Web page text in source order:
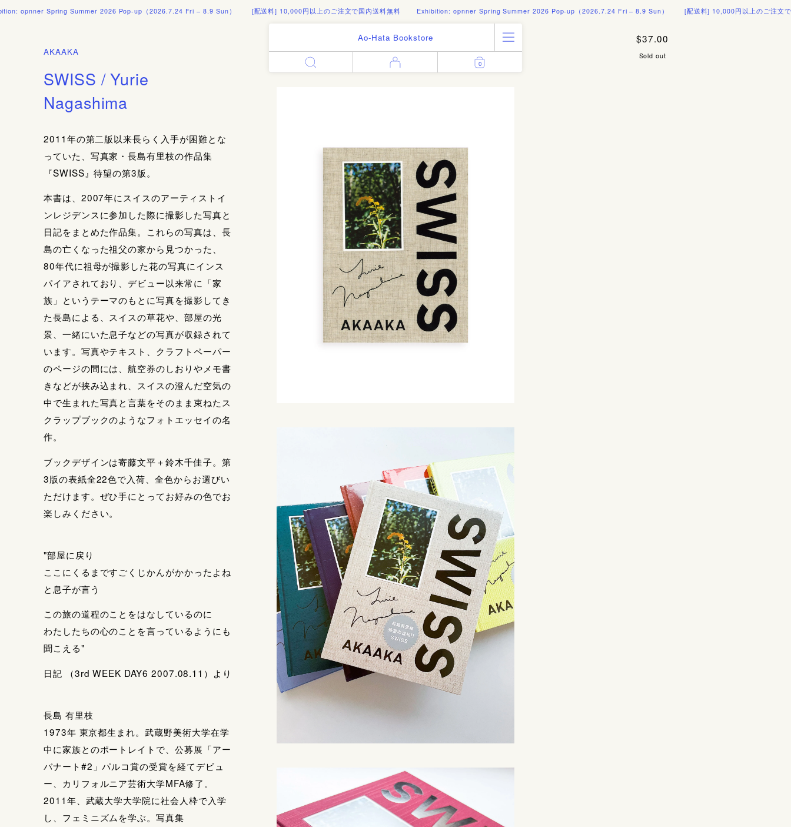
Spring Summer 2026 Pop-up（2026.7.24 Fri – 8.9 Sun） [配送料] 10,000円以上のご注文で国内送料無料 Exhibition: opnner Spring Summer 2026 Pop-up（2026.7.24 Fri – 8.9 Sun） [配送料] 10,000円以上のご注文で国内送料無
Ao-Hata Bookstore
All Products
Design
Fashion
Photography
Out of Print
Artworks
Goods
Editorial
Instagram
About
Enter
Forgot your password?
Sign in
Create account
0
$37.00
Sold out
AKAAKA
SWISS / Yurie
Nagashima
2011年の第二版以来長らく入手が困難とな
っていた、写真家・長島有里枝の作品集
『SWISS』待望の第3版。
本書は、2007年にスイスのアーティストイ
ンレジデンスに参加した際に撮影した写真と
日記をまとめた作品集。これらの写真は、長
島の亡くなった祖父の家から見つかった、
80年代に祖母が撮影した花の写真にインス
パイアされており、デビュー以来常に「家
族」というテーマのもとに写真を撮影してき
た長島による、スイスの草花や、部屋の光
景、一緒にいた息子などの写真が収録されて
います。写真やテキスト、クラフトペーパー
のページの間には、航空券のしおりやメモ書
きなどが挟み込まれ、スイスの澄んだ空気の
中で生まれた写真と言葉をそのまま束ねたス
クラップブックのようなフォトエッセイの名
作。
ブックデザインは寄藤文平＋鈴木千佳子。第
3版の表紙全22色で入荷、全色からお選びい
ただけます。ぜひ手にとってお好みの色でお
楽しみください。
"部屋に戻り
ここにくるまですごくじかんがかかったよね
と息子が言う
この旅の道程のことをはなしているのに
わたしたちの心のことを言っているようにも
聞こえる"
日記 （3rd WEEK DAY6 2007.08.11）より
長島 有里枝
1973年 東京都生まれ。武蔵野美術大学在学
中に家族とのポートレイトで、公募展「アー
バナート#2」パルコ賞の受賞を経てデビュ
ー、カリフォルニア芸術大学MFA修了。
2011年、武蔵大学大学院に社会人枠で入学
し、フェミニズムを学ぶ。写真集